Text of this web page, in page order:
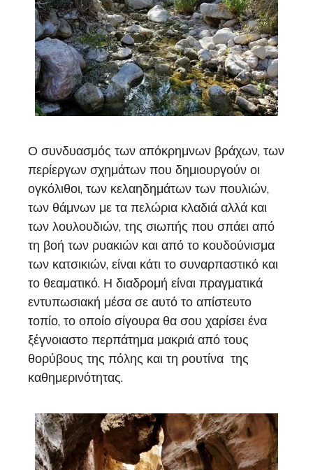
Ο συνδυασμός των απόκρημνων βράχων, των
περίεργων σχημάτων που δημιουργούν οι
ογκόλιθοι, των κελαηδημάτων των πουλιών,
των θάμνων με τα πελώρια κλαδιά αλλά και
των λουλουδιών, της σιωπής που σπάει από
τη βοή των ρυακιών και από το κουδούνισμα
των κατσικιών, είναι κάτι το συναρπαστικό και
το θεαματικό. Η διαδρομή είναι πραγματικά
εντυπωσιακή μέσα σε αυτό το απίστευτο
τοπίο, το οποίο σίγουρα θα σου χαρίσει ένα
ξέγνοιαστο περπάτημα μακριά από τους
θορύβους της πόλης και τη ρουτίνα της
καθημερινότητας.